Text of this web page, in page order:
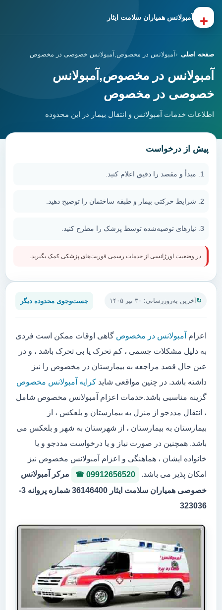
+ آمبولانس همیاران سلامت ایثار
صفحه اصلی آمبولانس در مخصوص,آمبولانس خصوصی در مخصوص
آمبولانس در مخصوص,آمبولانس
خصوصی در مخصوص
اطلاعات خدمات آمبولانس و انتقال بیمار در این محدوده
آخرین به‌روزرسانی: ۳۰ تیر ۱۴۰۵ جست‌وجوی محدوده دیگر
اعزام آمبولانس در مخصوص گاهی اوقات ممکن است فردی
به دلیل مشکلات جسمی ، کم تحرک یا بی تحرک باشد ، و در
عین حال قصد مراجعه به بیمارستان در مخصوص را نیز
داشته باشد. در چنین مواقعی شاید کرایه آمبولانس مخصوص
گزینه مناسبی باشد.خدمات اعزام آمبولانس مخصوص شامل
، انتقال مددجو از منزل به بیمارستان و بلعکس ، از
بیمارستان به بیمارستان ، از شهرستان به شهر و بلعکس می
باشد. همچنین در صورت نیاز و یا درخواست مددجو و یا
خانواده ایشان ، هماهنگی و اعزام آمبولانس مخصوص نیز
امکان پذیر می باشد.
09912656520
مرکر آمبولانس
خصوصی همیاران سلامت ایثار 36146400 شماره پروانه 3-
323036
پیش از درخواست
مبدأ و مقصد را دقیق اعلام کنید.
شرایط حرکتی بیمار و طبقه ساختمان را توضیح دهید.
نیازهای توصیه‌شده توسط پزشک را مطرح کنید.
در وضعیت اورژانسی از خدمات رسمی فوریت‌های پزشکی کمک بگیرید.